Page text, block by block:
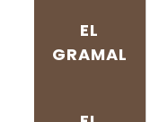
EL
GRAMAL